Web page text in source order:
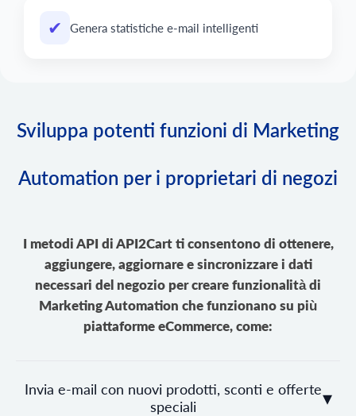
✔ Genera statistiche e-mail intelligenti
Sviluppa potenti funzioni di Marketing
Automation per i proprietari di negozi
I metodi API di API2Cart ti consentono di ottenere,
aggiungere, aggiornare e sincronizzare i dati
necessari del negozio per creare funzionalità di
Marketing Automation che funzionano su più
piattaforme eCommerce, come:
Invia e-mail con nuovi prodotti, sconti e offerte
speciali
▾